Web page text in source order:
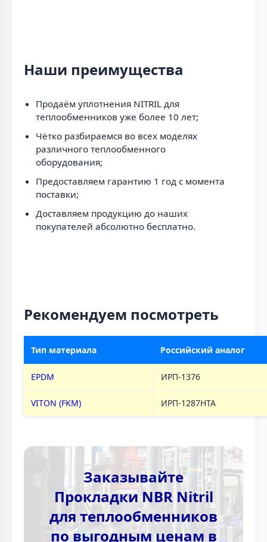
Наши преимущества
Продаём уплотнения NITRIL для
теплообменников уже более 10 лет;
Чётко разбираемся во всех моделях
различного теплообменного
оборудования;
Предоставляем гарантию 1 год с момента
поставки;
Доставляем продукцию до наших
покупателей абсолютно бесплатно.
Рекомендуем посмотреть
Тип материала Российский аналог
EPDM ИРП-1376
VITON (FKM) ИРП-1287НТА
Заказывайте
Прокладки NBR Nitril
для теплообменников
по выгодным ценам в